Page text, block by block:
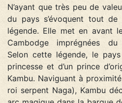
N’ayant que très peu de
du pays s’évoquent tout de
légende. Elle met en avant
Cambodge imprégnées
Selon cette légende, le pays
princesse et d’un prince
Kambu. Naviguant à
roi serpent Naga), Kambu